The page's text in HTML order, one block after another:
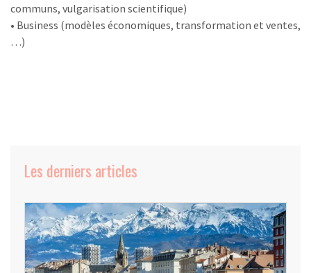
communs, vulgarisation scientifique)
• Business (modèles économiques, transformation et ventes,
…)
Les derniers articles